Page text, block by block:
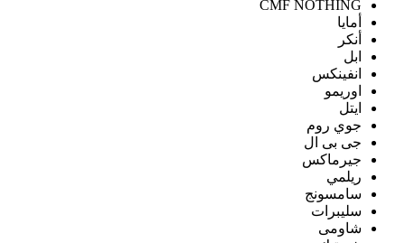
CMF NOTHING
أمايا
أنكر
ابل
انفينكس
اوريمو
ايتل
جوي روم
جى بى ال
جيرماكس
ريلمي
سامسونج
سليبرات
شاومى